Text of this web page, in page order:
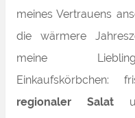
meines Vertrauens
die wärmere
meine
Einkaufskörbchen:
regionaler Salat